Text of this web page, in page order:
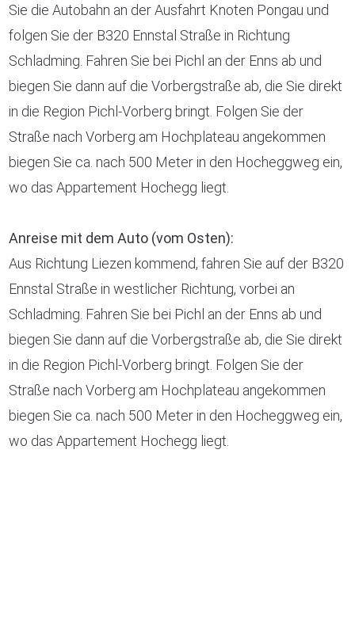
Sie die Autobahn an der Ausfahrt Knoten Pongau und
folgen Sie der B320 Ennstal Straße in Richtung
Schladming. Fahren Sie bei Pichl an der Enns ab und
biegen Sie dann auf die Vorbergstraße ab, die Sie direkt
in die Region Pichl-Vorberg bringt. Folgen Sie der
Straße nach Vorberg am Hochplateau angekommen
biegen Sie ca. nach 500 Meter in den Hocheggweg ein,
wo das Appartement Hochegg liegt.
Anreise mit dem Auto (vom Osten):
Aus Richtung Liezen kommend, fahren Sie auf der B320
Ennstal Straße in westlicher Richtung, vorbei an
Schladming. Fahren Sie bei Pichl an der Enns ab und
biegen Sie dann auf die Vorbergstraße ab, die Sie direkt
in die Region Pichl-Vorberg bringt. Folgen Sie der
Straße nach Vorberg am Hochplateau angekommen
biegen Sie ca. nach 500 Meter in den Hocheggweg ein,
wo das Appartement Hochegg liegt.